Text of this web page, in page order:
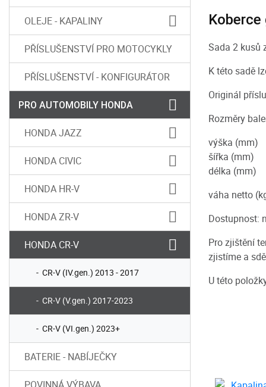
OLEJE - KAPALINY
PŘÍSLUŠENSTVÍ PRO MOTOCYKLY
PŘÍSLUŠENSTVÍ - KONFIGURÁTOR
PRO AUTOMOBILY HONDA
HONDA JAZZ
HONDA CIVIC
HONDA HR-V
HONDA ZR-V
HONDA CR-V
CR-V (IV.gen.) 2013 - 2017
CR-V (V.gen.) 2017-2023
CR-V (VI.gen.) 2023+
BATERIE - NABÍJEČKY
Koberce
Sada 2 kusů
K této sadě
Originál
Rozměry
výška
šířka
délka (mm)
váha netto
Dostupnost:
Pro zjištění
zjistíme a
U této